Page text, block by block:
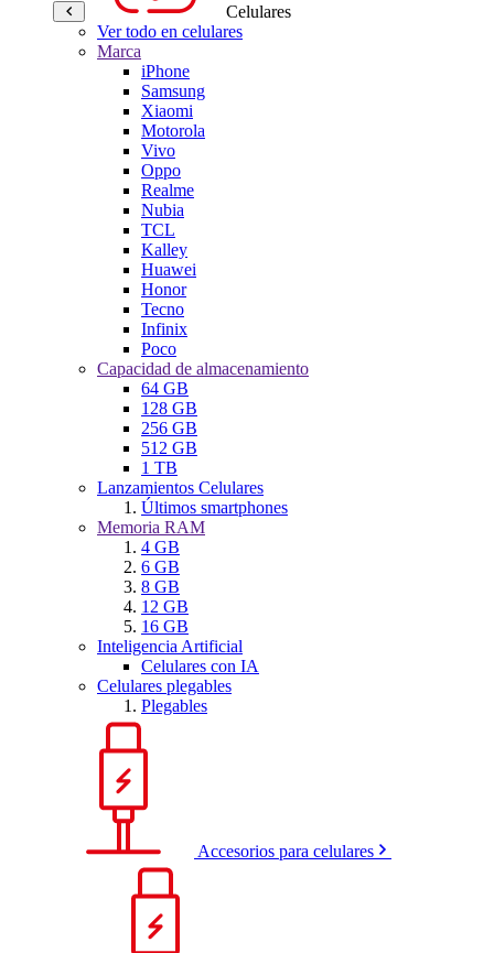
Celulares
Ver todo en celulares
Marca
iPhone
Samsung
Xiaomi
Motorola
Vivo
Oppo
Realme
Nubia
TCL
Kalley
Huawei
Honor
Tecno
Infinix
Poco
Capacidad de almacenamiento
64 GB
128 GB
256 GB
512 GB
1 TB
Lanzamientos Celulares
Últimos smartphones
Memoria RAM
4 GB
6 GB
8 GB
12 GB
16 GB
Inteligencia Artificial
Celulares con IA
Celulares plegables
Plegables
Accesorios para celulares